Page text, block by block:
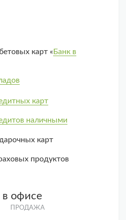
карт « Банк в
карт
наличными
карт
продуктов
офисе